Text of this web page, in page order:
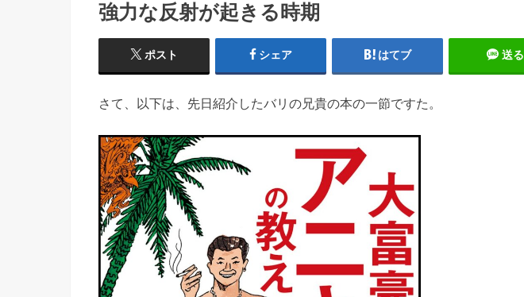
強力な反射が起きる時期
ポスト シェア はてブ 送る
さて、以下は、先日紹介したバリの兄貴の本の一節ですた。